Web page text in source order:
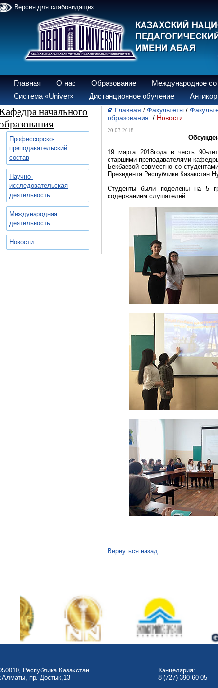
Версия для слабовидящих
Главная О нас Образование
Международное
Система «Univer»
Дистанционное обучение
начального
Профессорско-
преподавательский
состав
Научно-
исследовательская
деятельность
Международная
деятельность
Новости
Главная / Факультеты /
образования / Новости
20.03.2018
19 марта 2018года в честь 90-
старшими преподавателями
Бекбаевой совместно со
Президента Республики Казакстан
Студенты были поделены на 5
содержанием слушателей.
Вернуться назад
Республика Казахстан
пр. Достык,13
Канцелярия:
8 (727) 390 60 05